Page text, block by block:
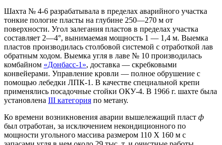
Шахта № 4-6 разрабатывала в пределах аварийного участка
тонкие пологие пласты на глубине 250—270 м от
поверхности. Угол залегания пластов в пределах участка
составляет 2—4°, вынимаемая мощность 1 — 1,4 м. Выемка
пластов производилась столбовой системой с отработкой лав
обратным ходом. Выемка угля в лаве № 10 производилась
комбайном «Донбасс-1», доставка — скребковыми
конвейерами. Управление кровли — полное обрушение с
помощью лебедки ЛПК-1. В качестве специальной крепи
применялись посадочные стойки ОКУ-4. В 1966 г. шахте была
установлена III категория по метану.
Ко времени возникновения аварии вышележащий пласт ф
был отработан, за исключением некондиционного по
мощности угольного массива размером 110 X 160 м с